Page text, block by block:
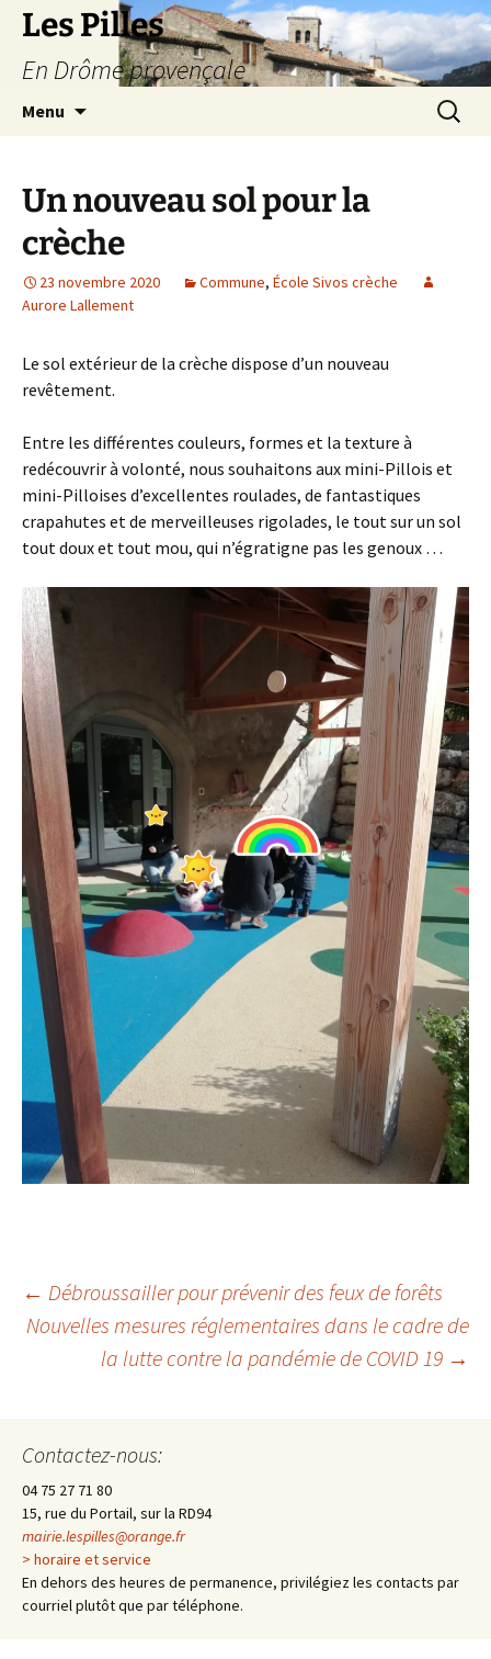
Les Pilles
En Drôme provençale
Menu
Un nouveau sol pour la
crèche
23 novembre 2020 Commune, École Sivos crèche
Aurore Lallement
Le sol extérieur de la crèche dispose d’un nouveau
revêtement.
Entre les différentes couleurs, formes et la texture à
redécouvrir à volonté, nous souhaitons aux mini-Pillois et
mini-Pilloises d’excellentes roulades, de fantastiques
crapahutes et de merveilleuses rigolades, le tout sur un sol
tout doux et tout mou, qui n’égratigne pas les genoux …
Navigation
articles
← Débroussailler pour prévenir des feux de forêts
Nouvelles mesures réglementaires dans le cadre de
la lutte contre la pandémie de COVID 19 →
Contactez-nous:
04 75 27 71 80
15, rue du Portail, sur la RD94
mairie.lespilles@orange.fr
> horaire et service
En dehors des heures de permanence, privilégiez les contacts par
courriel plutôt que par téléphone.